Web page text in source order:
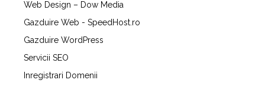
Web Design – Dow Media
Gazduire Web - SpeedHost.ro
Gazduire WordPress
Servicii SEO
Inregistrari Domenii